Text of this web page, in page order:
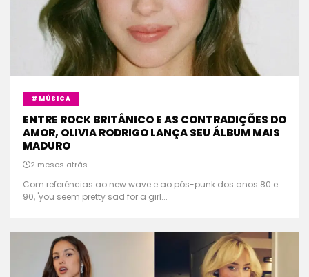
#MÚSICA
ENTRE ROCK BRITÂNICO E AS CONTRADIÇÕES DO
AMOR, OLIVIA RODRIGO LANÇA SEU ÁLBUM MAIS
MADURO
2 meses atrás
Com referências ao new wave e ao pós-punk dos anos 80 e
90, 'you seem pretty sad for a girl...